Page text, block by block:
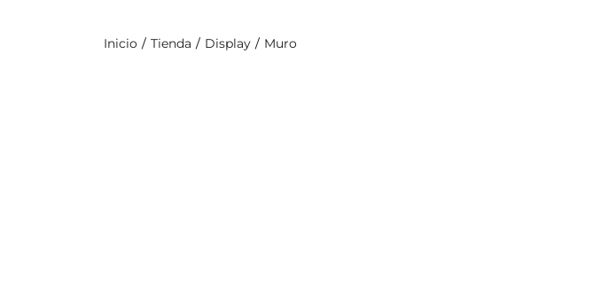
Inicio Tienda Display Muro